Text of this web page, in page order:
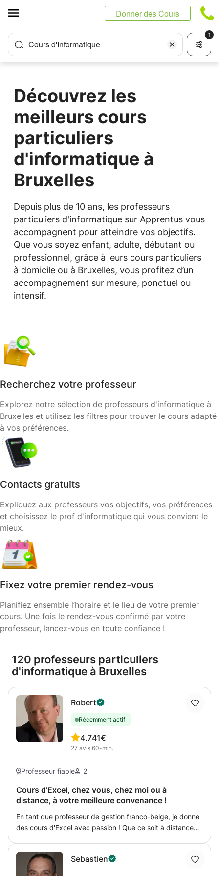
Donner des Cours
Cours d'Informatique
1
Découvrez les
meilleurs cours
particuliers
d'informatique à
Bruxelles
Depuis plus de 10 ans, les professeurs
particuliers d'informatique sur Apprentus vous
accompagnent pour atteindre vos objectifs.
Que vous soyez enfant, adulte, débutant ou
professionnel, grâce à leurs cours particuliers
à domicile ou à Bruxelles, vous profitez d’un
accompagnement sur mesure, ponctuel ou
intensif.
Recherchez votre professeur
Explorez notre sélection de professeurs d'informatique à
Bruxelles et utilisez les filtres pour trouver le cours adapté
à vos préférences.
Contacts gratuits
Expliquez aux professeurs vos objectifs, vos préférences
et choisissez le prof d'informatique qui vous convient le
mieux.
Fixez votre premier rendez-vous
Planifiez ensemble l’horaire et le lieu de votre premier
cours. Une fois le rendez-vous confirmé par votre
professeur, lancez-vous en toute confiance !
120 professeurs particuliers
d'informatique à Bruxelles
Robert
Récemment actif
4.7
27 avis
41€
60-min.
Professeur fiable 2
Cours d'Excel, chez vous, chez moi ou à
distance, à votre meilleure convenance !
En tant que professeur de gestion franco-belge, je donne
des cours d'Excel avec passion ! Que ce soit à distance
problème dans toute la région de Bruxelles et ses
environs, pour des cours d'au moins 2 heures. Pour la
Sebastien